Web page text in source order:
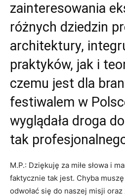
zainteresowania
różnych dziedzin
architektury,
praktyków, jak i
czemu jest dla
festiwalem w
wyglądała droga
tak
M.P.: Dziękuję za miłe słowa i
faktycznie tak jest. Chyba
odwołać się do naszej misji oraz